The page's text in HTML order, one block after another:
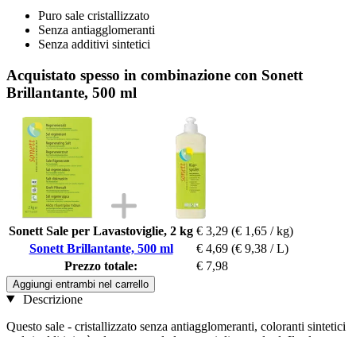
Puro sale cristallizzato
Senza antiagglomeranti
Senza additivi sintetici
Acquistato spesso in combinazione con Sonett
Brillantante, 500 ml
Sonett Sale per Lavastoviglie, 2 kg € 3,29 (€ 1,65 / kg)
Sonett Brillantante, 500 ml
€ 4,69 (€ 9,38 / L)
Prezzo totale:
€ 7,98
Aggiungi entrambi nel carrello
Descrizione
Questo sale - cristallizzato senza antiagglomeranti, coloranti sintetici